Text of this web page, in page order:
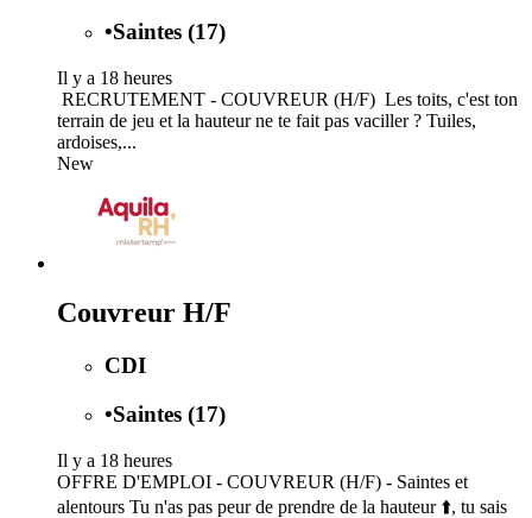
•Saintes (17)
Il y a 18 heures
️ RECRUTEMENT - COUVREUR (H/F) ️ Les toits, c'est ton
terrain de jeu et la hauteur ne te fait pas vaciller ? Tuiles,
ardoises,...
New
Couvreur H/F
CDI
•Saintes (17)
Il y a 18 heures
OFFRE D'EMPLOI - COUVREUR (H/F) - Saintes et
alentours Tu n'as pas peur de prendre de la hauteur ⬆️, tu sais